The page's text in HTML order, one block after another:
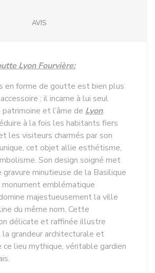
AVIS
Lyon Fourvière:
en forme de goutte est bien plus
: il incarne à lui seul
patrimoine et l’âme de Lyon.
à la fois les habitants fiers
les visiteurs charmés par son
cet objet allie esthétisme,
Son design soigné met
gravure minutieuse de la Basilique
monument emblématique
majestueusement la ville
du même nom. Cette
délicate et raffinée illustre
grandeur architecturale et
lieu mythique, véritable gardien